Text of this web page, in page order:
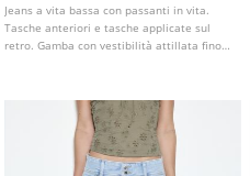
Jeans a vita bassa con passanti in vita.
Tasche anteriori e tasche applicate sul
retro. Gamba con vestibilità attillata fino